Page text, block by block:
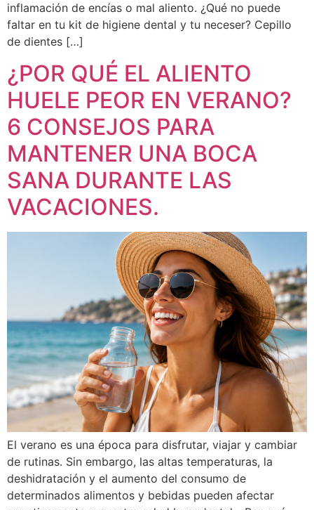
inflamación de encías o mal aliento. ¿Qué no puede
faltar en tu kit de higiene dental y tu neceser? Cepillo
de dientes […]
¿POR QUÉ EL ALIENTO
HUELE PEOR EN VERANO?
6 CONSEJOS PARA
MANTENER UNA BOCA
SANA DURANTE LAS
VACACIONES.
El verano es una época para disfrutar, viajar y cambiar
de rutinas. Sin embargo, las altas temperaturas, la
deshidratación y el aumento del consumo de
determinados alimentos y bebidas pueden afectar